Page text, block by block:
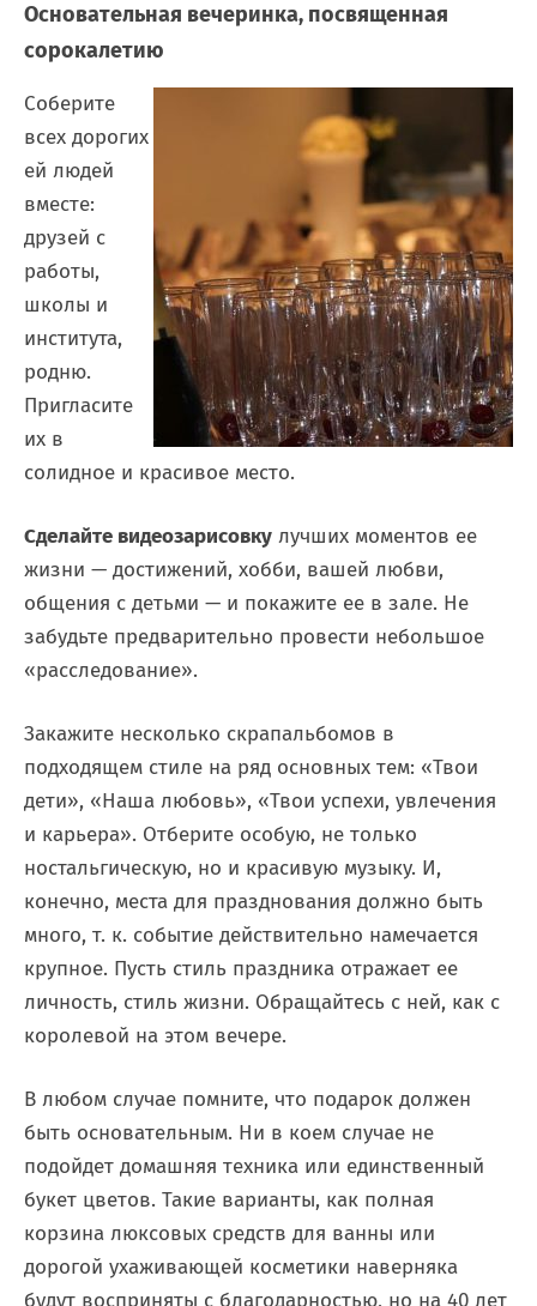
Основательная вечеринка, посвященная
сорокалетию
Соберите
всех дорогих
ей людей
вместе:
друзей с
работы,
школы и
института,
родню.
Пригласите
их в
солидное и красивое место.
Сделайте видеозарисовку лучших моментов ее
жизни — достижений, хобби, вашей любви,
общения с детьми — и покажите ее в зале. Не
забудьте предварительно провести небольшое
«расследование».
Закажите несколько скрапальбомов в
подходящем стиле на ряд основных тем: «Твои
дети», «Наша любовь», «Твои успехи, увлечения
и карьера». Отберите особую, не только
ностальгическую, но и красивую музыку. И,
конечно, места для празднования должно быть
много, т. к. событие действительно намечается
крупное. Пусть стиль праздника отражает ее
личность, стиль жизни. Обращайтесь с ней, как с
королевой на этом вечере.
В любом случае помните, что подарок должен
быть основательным. Ни в коем случае не
подойдет домашняя техника или единственный
букет цветов. Такие варианты, как полная
корзина люксовых средств для ванны или
дорогой ухаживающей косметики наверняка
будут восприняты с благодарностью, но на 40 лет